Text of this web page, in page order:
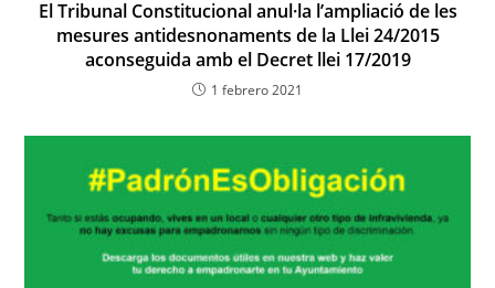
El Tribunal Constitucional anul·la l’ampliació de les
mesures antidesnonaments de la Llei 24/2015
aconseguida amb el Decret llei 17/2019
1 febrero 2021